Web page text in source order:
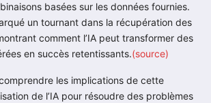
basées sur les données fournies.
un tournant dans la récupération des
comment l’IA peut transformer des
en succès retentissants.(source)
les implications de cette
de l’IA pour résoudre des problèmes